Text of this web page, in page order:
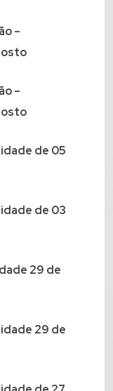
–
–
de 05
de 03
29 de
29 de